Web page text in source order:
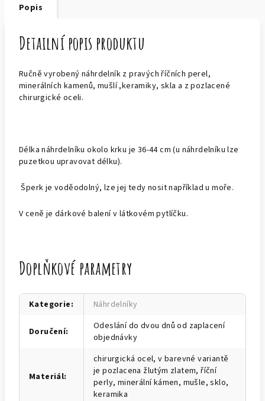
Popis
Detailní popis produktu
Ručně vyrobený náhrdelník z pravých říčních perel,
minerálních kamenů, mušlí ,keramiky, skla a z pozlacené
chirurgické oceli.
Délka náhrdelníku okolo krku je 36-44 cm (u náhrdelníku lze
puzetkou upravovat délku).
Šperk je voděodolný, lze jej tedy nosit například u moře.
V ceně je dárkové balení v látkovém pytlíčku.
Doplňkové parametry
Kategorie: Náhrdelníky
Doručení:
Odeslání do dvou dnů od zaplacení
objednávky
Materiál:
chirurgická ocel, v barevné variantě
je pozlacena žlutým zlatem, říční
perly, minerální kámen, mušle, sklo,
keramika